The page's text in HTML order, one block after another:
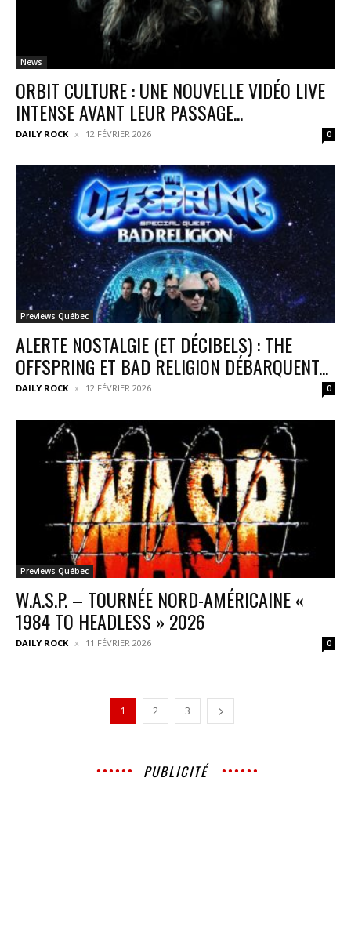
News
ORBIT CULTURE : UNE NOUVELLE VIDÉO LIVE
INTENSE AVANT LEUR PASSAGE...
DAILY ROCK 12 FÉVRIER 2026 0
Previews Québec
ALERTE NOSTALGIE (ET DÉCIBELS) : THE
OFFSPRING ET BAD RELIGION DÉBARQUENT...
DAILY ROCK 12 FÉVRIER 2026 0
Previews Québec
W.A.S.P. – TOURNÉE NORD-AMÉRICAINE «
1984 TO HEADLESS » 2026
DAILY ROCK 11 FÉVRIER 2026 0
1 2 3
PUBLICITÉ